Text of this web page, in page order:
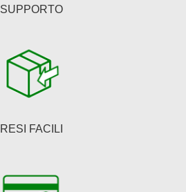
SUPPORTO
RESI FACILI